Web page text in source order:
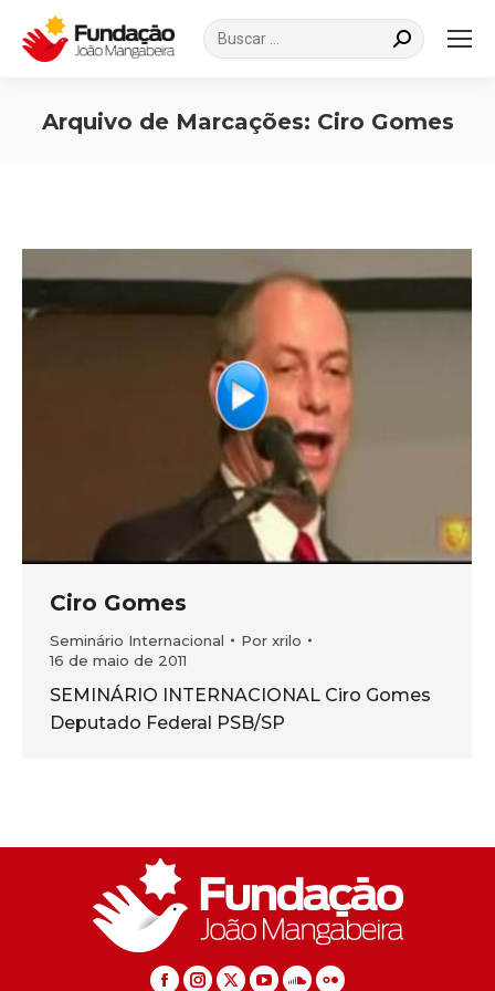
Search:
Arquivo de Marcações: Ciro Gomes
Ciro Gomes
Seminário Internacional Por xrilo
16 de maio de 2011
SEMINÁRIO INTERNACIONAL Ciro Gomes
Deputado Federal PSB/SP